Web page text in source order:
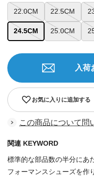
22.0CM 22.5CM
24.5CM 25.0CM
お気に入りに追加する
入荷
この商品について問
関連 KEYWORD
標準的な部品数の半分にあ
フォーマンスシューズを作